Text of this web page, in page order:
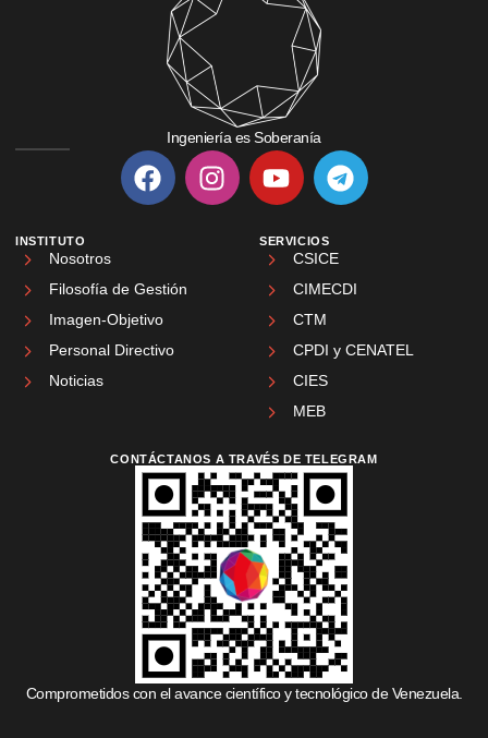
Ingeniería es Soberanía
INSTITUTO
Nosotros
Filosofía de Gestión
Imagen-Objetivo
Personal Directivo
Noticias
SERVICIOS
CSICE
CIMECDI
CTM
CPDI y CENATEL
CIES
MEB
CONTÁCTANOS A TRAVÉS DE TELEGRAM
Comprometidos con el avance científico y tecnológico de Venezuela.